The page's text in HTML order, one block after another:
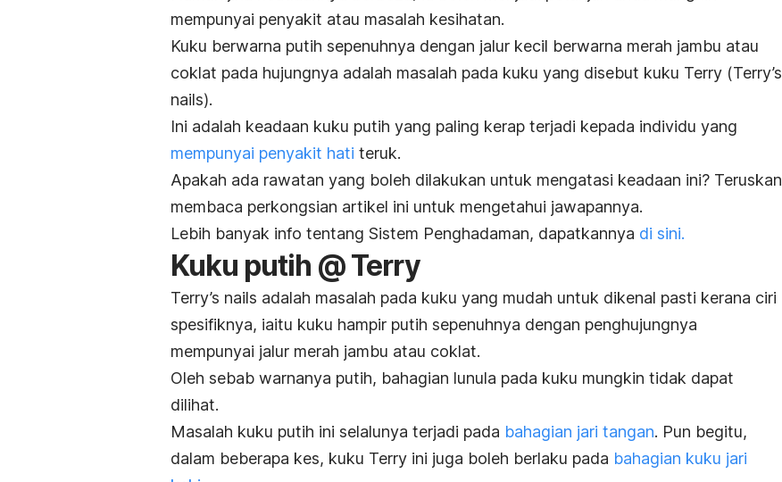
mempunyai penyakit atau masalah kesihatan.
Kuku berwarna putih sepenuhnya dengan jalur kecil berwarna merah jambu atau
coklat pada hujungnya adalah masalah pada kuku yang disebut kuku Terry (Terry’s
nails).
Ini adalah keadaan kuku putih yang paling kerap terjadi kepada individu yang
mempunyai penyakit hati teruk.
Apakah ada rawatan yang boleh dilakukan untuk mengatasi keadaan ini? Teruskan
membaca perkongsian artikel ini untuk mengetahui jawapannya.
Lebih banyak info tentang Sistem Penghadaman, dapatkannya di sini.
Kuku putih @ Terry
Terry’s nails adalah masalah pada kuku yang mudah untuk dikenal pasti kerana ciri
spesifiknya, iaitu kuku hampir putih sepenuhnya dengan penghujungnya
mempunyai jalur merah jambu atau coklat.
Oleh sebab warnanya putih, bahagian lunula pada kuku mungkin tidak dapat
dilihat.
Masalah kuku putih ini selalunya terjadi pada bahagian jari tangan. Pun begitu,
dalam beberapa kes, kuku Terry ini juga boleh berlaku pada bahagian kuku jari